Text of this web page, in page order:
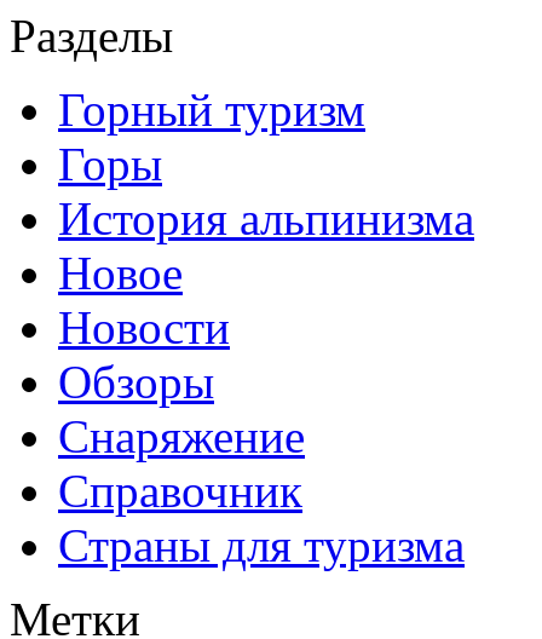
Разделы
Горный туризм
Горы
История альпинизма
Новое
Новости
Обзоры
Снаряжение
Справочник
Страны для туризма
Метки